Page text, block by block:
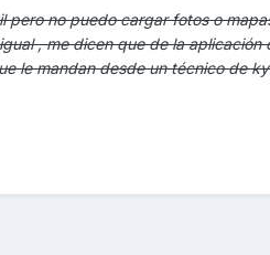
pero no puedo cargar fotos o
, me dicen que de la aplicación
le mandan desde un técnico de